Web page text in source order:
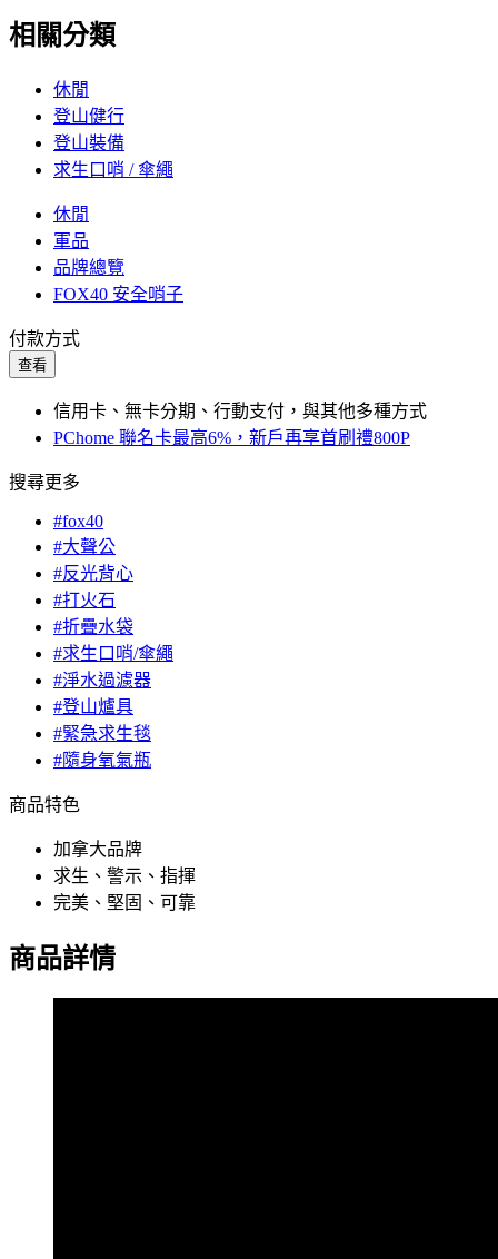
相關分類
休閒
登山健行
登山裝備
求生口哨 / 傘繩
休閒
軍品
品牌總覽
FOX40 安全哨子
付款方式
查看
信用卡、無卡分期、行動支付，與其他多種方式
PChome 聯名卡最高6%，新戶再享首刷禮800P
搜尋更多
#fox40
#大聲公
#反光背心
#打火石
#折疊水袋
#求生口哨/傘繩
#淨水過濾器
#登山爐具
#緊急求生毯
#隨身氧氣瓶
商品特色
加拿大品牌
求生、警示、指揮
完美、堅固、可靠
商品詳情